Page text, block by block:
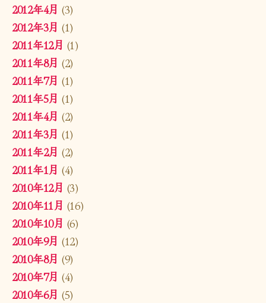
2012年4月 (3)
2012年3月 (1)
2011年12月 (1)
2011年8月 (2)
2011年7月 (1)
2011年5月 (1)
2011年4月 (2)
2011年3月 (1)
2011年2月 (2)
2011年1月 (4)
2010年12月 (3)
2010年11月 (16)
2010年10月 (6)
2010年9月 (12)
2010年8月 (9)
2010年7月 (4)
2010年6月 (5)